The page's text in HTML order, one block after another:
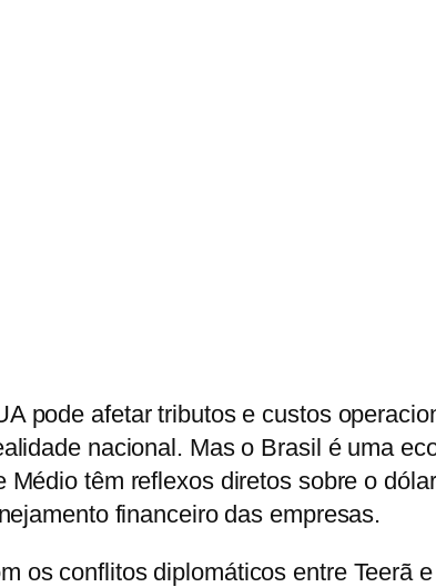
pode afetar tributose custos
nacional. Mas o Brasil é uma
Médio têm reflexos diretos sobre o
financeiro das empresas.
os conflitos diplomáticos entre Teerã